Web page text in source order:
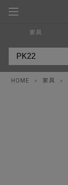
家具
HOME » 家具 »